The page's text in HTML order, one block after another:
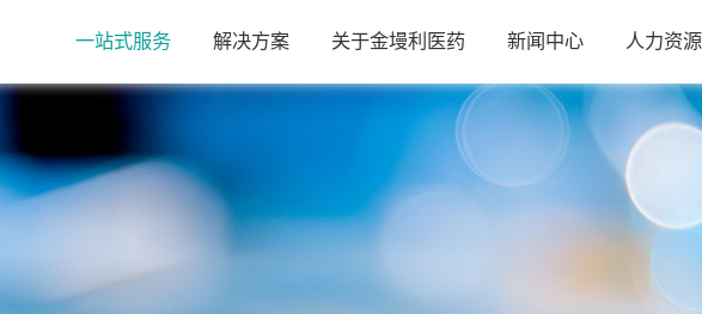
一站式服务 解决方案 关于金墁利医药 新闻中心 人力资源